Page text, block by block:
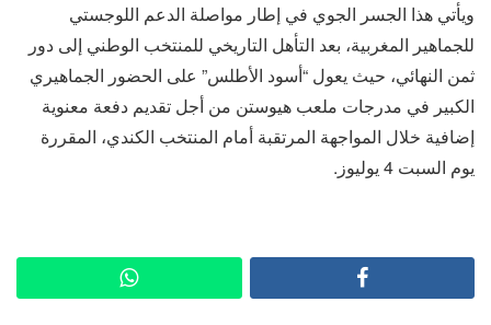
ويأتي هذا الجسر الجوي في إطار مواصلة الدعم اللوجستي
للجماهير المغربية، بعد التأهل التاريخي للمنتخب الوطني إلى دور
ثمن النهائي، حيث يعول “أسود الأطلس” على الحضور الجماهيري
الكبير في مدرجات ملعب هيوستن من أجل تقديم دفعة معنوية
إضافية خلال المواجهة المرتقبة أمام المنتخب الكندي، المقررة
يوم السبت 4 يوليوز.